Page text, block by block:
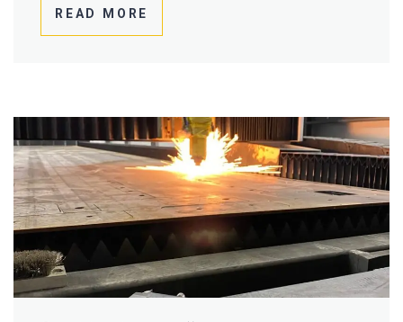
READ MORE